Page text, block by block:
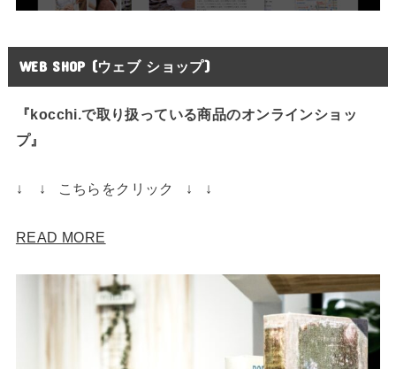
WEB SHOP (ウェブ ショップ)
『kocchi.で取り扱っている商品のオンラインショッ
プ』
↓ ↓ こちらをクリック ↓ ↓
READ MORE